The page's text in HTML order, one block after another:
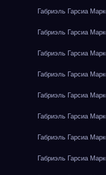
Габриэль Гарсиа
Габриэль Гарсиа
Габриэль Гарсиа
Габриэль Гарсиа
Габриэль Гарсиа
Габриэль Гарсиа
Габриэль Гарсиа
Габриэль Гарсиа